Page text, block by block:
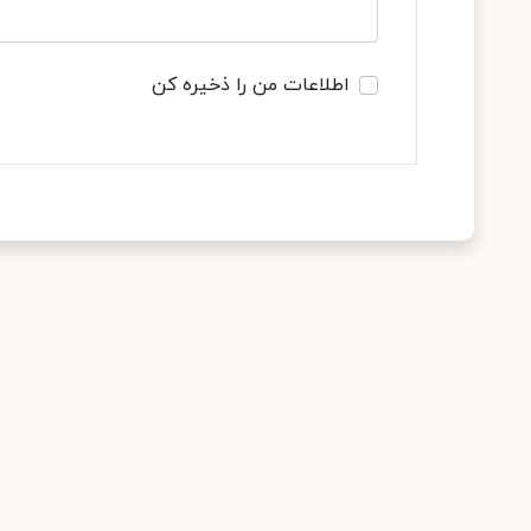
اطلاعات من را ذخیره کن